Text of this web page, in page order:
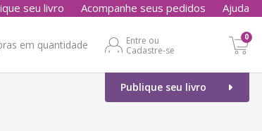
seu livro Acompanhe seus pedidos Ajuda
em quantidade
Entre ou
Cadastre-se
0
Publique seu livro